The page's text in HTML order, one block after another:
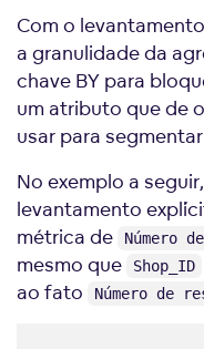
Com o
a granulidade da
chave BY para
um atributo que de
usar para
No exemplo a
levantamento
métrica de
Número
mesmo que
Shop_ID
ao fato
Número de